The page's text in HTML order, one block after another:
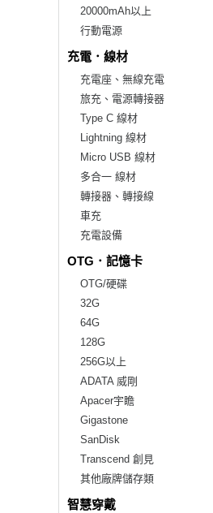
20000mAh以上
行動電源
充電．線材
充電座、無線充電
旅充、電源轉接器
Type C 線材
Lightning 線材
Micro USB 線材
多合一 線材
轉接器、轉接線
車充
充電設備
OTG．記憶卡
OTG/硬碟
32G
64G
128G
256G以上
ADATA 威剛
Apacer宇瞻
Gigastone
SanDisk
Transcend 創見
其他廠牌儲存類
智慧穿戴